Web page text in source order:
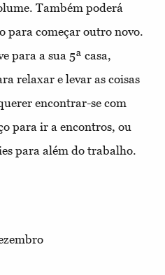
Também poderá
para começar outro novo.
para a sua 5ª casa,
relaxar e levar as coisas
encontrar-se com
para ir a encontros, ou
para além do trabalho.